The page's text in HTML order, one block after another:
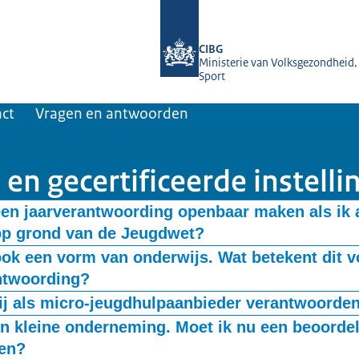
CIBG
Ministerie van
Sport
Vragen en antwoorden
gecertificeerde
jaarverantwoording openbaar maken als ik
grond van de Jeugdwet?
jeugdhulp op grond van de Jeugdwet? Dan moet u mogelijk ook
Lees meer op de pagina voor
een vorm van onderwijs. Wat betekent dit
van het aandeel van de onderwijscomponent in de netto-omzet.
pagina 'Jeugdhulpaanbieder met onderwijscomponent'.
als micro-jeugdhulpaanbieder
mag vereenvoudigd verantwoorden. U leest hier
verantwoorden
kleine onderneming. Moet ik nu een